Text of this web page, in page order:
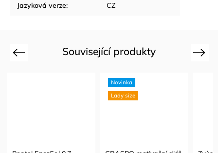
Jazyková verze: CZ
Související produkty
Previous
Novinka
Lady size
Next